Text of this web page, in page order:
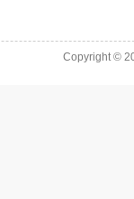
Copyright ©